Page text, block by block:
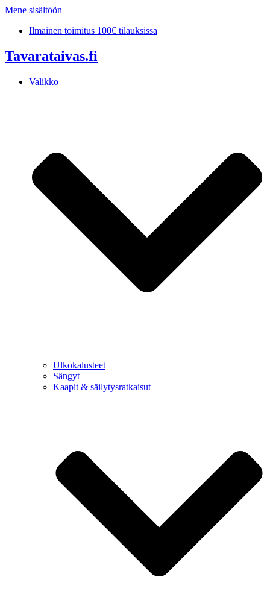
Mene sisältöön
Ilmainen toimitus 100€ tilauksissa
Tavarataivas.fi
Valikko
Ulkokalusteet
Sängyt
Kaapit & säilytysratkaisut